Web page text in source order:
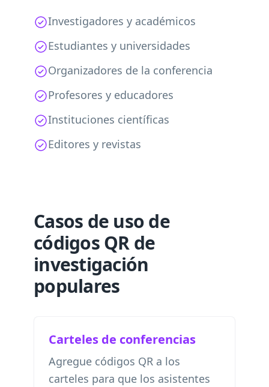
Investigadores y académicos
Estudiantes y universidades
Organizadores de la conferencia
Profesores y educadores
Instituciones científicas
Editores y revistas
Casos de uso de
códigos QR de
investigación
populares
Carteles de conferencias
Agregue códigos QR a los
carteles para que los asistentes